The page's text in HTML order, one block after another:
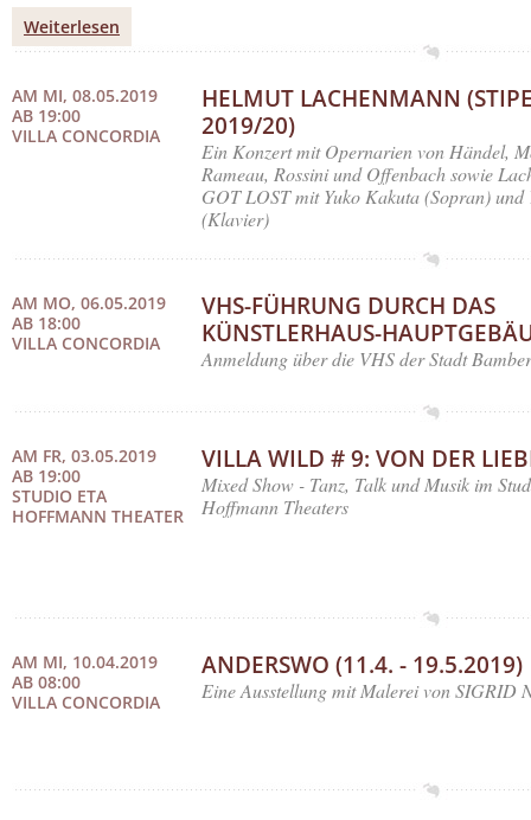
Weiterlesen
AM MI, 08.05.2019
AB 19:00
VILLA CONCORDIA
HELMUT LACHENMANN
2019/20)
Ein Konzert mit Opernarien von Händel,
Rameau, Rossini und Offenbach sowie
GOT LOST mit Yuko Kakuta (Sopran) und
(Klavier)
AM MO, 06.05.2019
AB 18:00
VILLA CONCORDIA
VHS-FÜHRUNG DURCH DAS
KÜNSTLERHAUS-
Anmeldung über die VHS der Stadt
AM FR, 03.05.2019
AB 19:00
STUDIO ETA
HOFFMANN THEATER
VILLA WILD # 9: VON DER
Mixed Show - Tanz, Talk und Musik im
Hoffmann Theaters
AM MI, 10.04.2019
AB 08:00
VILLA CONCORDIA
ANDERSWO (11.4. - 19.5.2019)
Eine Ausstellung mit Malerei von SIGRID